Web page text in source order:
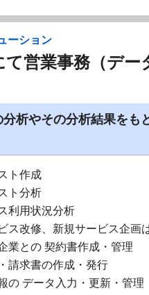
ーション
営業事務（デー
析やその分析結果を
ト作成
ト分析
利用状況分析
ス改修、新規サービス企画
業との 契約書作成・管理
請求書の作成・発行
の データ入力・更新・管理